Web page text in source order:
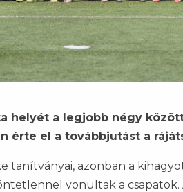
helyét a legjobb négy
érte el a továbbjutást a
tanítványai, azonban a
vonultak a csapatok.